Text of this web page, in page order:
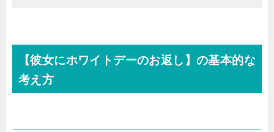
【彼女にホワイトデーのお返し】の基本的な
考え方